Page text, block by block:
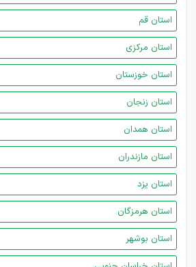
استان قم
استان مرکزی
استان خوزستان
استان زنجان
استان همدان
استان مازندران
استان یزد
استان هرمزگان
استان بوشهر